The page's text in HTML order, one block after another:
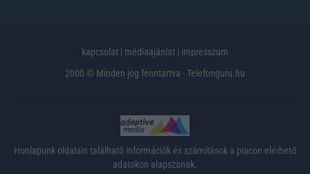
kapcsolat | médiaajánlat | impresszum
2000 © Minden jog fenntartva - Telefonguru.hu
Honlapunk oldalain található információk és számítások a piacon elérhető
adatokon alapszanak.